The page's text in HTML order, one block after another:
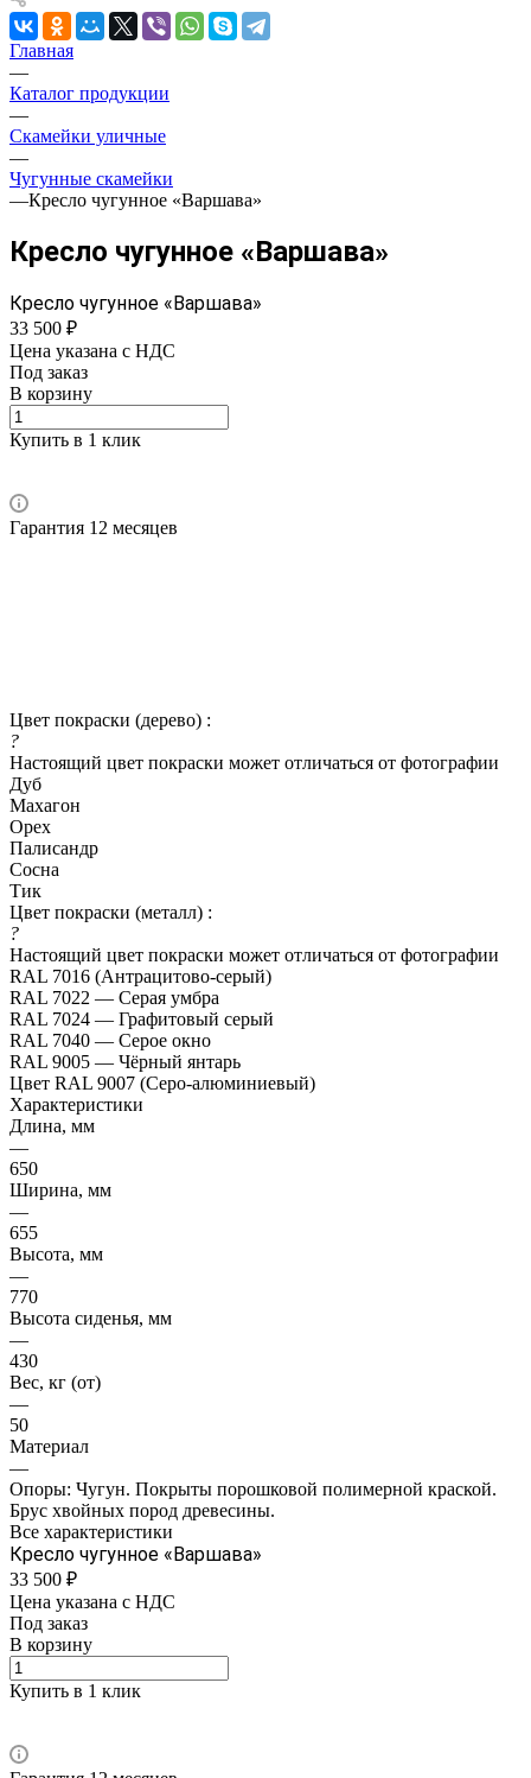
Главная
—
Каталог продукции
—
Скамейки уличные
—
Чугунные скамейки
—Кресло чугунное «Варшава»
Кресло чугунное «Варшава»
Кресло чугунное «Варшава»
33 500 ₽
Цена указана с НДС
Под заказ
В корзину
Купить в 1 клик
Гарантия 12 месяцев
Цвет покраски (дерево) :
?
Настоящий цвет покраски может отличаться от фотографии
Дуб
Махагон
Орех
Палисандр
Сосна
Тик
Цвет покраски (металл) :
?
Настоящий цвет покраски может отличаться от фотографии
RAL 7016 (Антрацитово-серый)
RAL 7022 — Серая умбра
RAL 7024 — Графитовый серый
RAL 7040 — Серое окно
RAL 9005 — Чёрный янтарь
Цвет RAL 9007 (Серо-алюминиевый)
Характеристики
Длина, мм
—
650
Ширина, мм
—
655
Высота, мм
—
770
Высота сиденья, мм
—
430
Вес, кг (от)
—
50
Материал
—
Опоры: Чугун. Покрыты порошковой полимерной краской.
Брус хвойных пород древесины.
Все характеристики
Кресло чугунное «Варшава»
33 500 ₽
Цена указана с НДС
Под заказ
В корзину
Купить в 1 клик